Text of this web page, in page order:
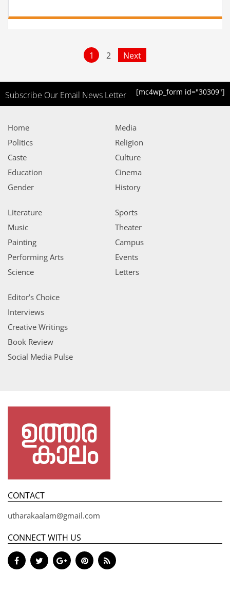
1 2 Next
Subscribe Our Email News Letter [mc4wp_form id="30309"]
Home
Politics
Caste
Education
Gender
Media
Religion
Culture
Cinema
History
Literature
Music
Painting
Performing Arts
Science
Sports
Theater
Campus
Events
Letters
Editor’s Choice
Interviews
Creative Writings
Book Review
Social Media Pulse
CONTACT
utharakaalam@gmail.com
CONNECT WITH US